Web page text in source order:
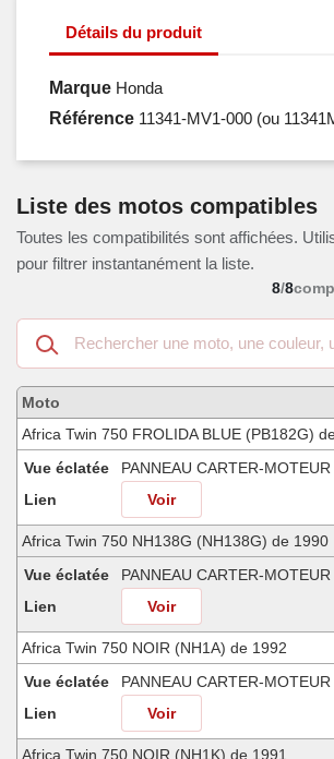
Détails du produit
Marque Honda
Référence 11341-MV1-000 (ou
Liste des motos compatibles
Toutes les compatibilités sont affichées.
pour filtrer instantanément la liste.
8/8
Recherche
dans
les
motos
compatibles
Moto
Africa Twin 750 FROLIDA BLUE (PB182G)
Vue éclatée
PANNEAU CARTER-
Lien
Voir
Africa Twin 750 NH138G (NH138G) de 1990
Vue éclatée
PANNEAU CARTER-
Lien
Voir
Africa Twin 750 NOIR (NH1A) de 1992
Vue éclatée
PANNEAU CARTER-
Lien
Voir
Africa Twin 750 NOIR (NH1K) de 1991